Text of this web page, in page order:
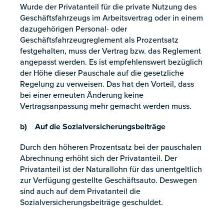
Wurde der Privatanteil für die private Nutzung des
Geschäftsfahrzeugs im Arbeitsvertrag oder in einem
dazugehörigen Personal- oder
Geschäftsfahrzeugreglement als Prozentsatz
festgehalten, muss der Vertrag bzw. das Reglement
angepasst werden. Es ist empfehlenswert bezüglich
der Höhe dieser Pauschale auf die gesetzliche
Regelung zu verweisen. Das hat den Vorteil, dass
bei einer erneuten Änderung keine
Vertragsanpassung mehr gemacht werden muss.
b) Auf die Sozialversicherungsbeiträge
Durch den höheren Prozentsatz bei der pauschalen
Abrechnung erhöht sich der Privatanteil. Der
Privatanteil ist der Naturallohn für das unentgeltlich
zur Verfügung gestellte Geschäftsauto. Deswegen
sind auch auf dem Privatanteil die
Sozialversicherungsbeiträge geschuldet.